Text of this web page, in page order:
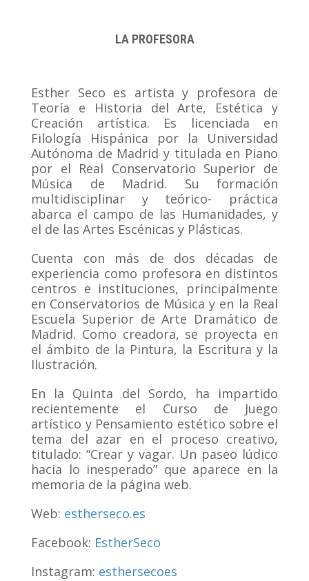
LA PROFESORA
Esther Seco es artista y profesora de
Teoría e Historia del Arte, Estética y
Creación artística. Es licenciada en
Filología Hispánica por la Universidad
Autónoma de Madrid y titulada en Piano
por el Real Conservatorio Superior de
Música de Madrid. Su formación
multidisciplinar y teórico- práctica
abarca el campo de las Humanidades, y
el de las Artes Escénicas y Plásticas.
Cuenta con más de dos décadas de
experiencia como profesora en distintos
centros e instituciones, principalmente
en Conservatorios de Música y en la Real
Escuela Superior de Arte Dramático de
Madrid. Como creadora, se proyecta en
el ámbito de la Pintura, la Escritura y la
Ilustración.
En la Quinta del Sordo, ha impartido
recientemente el Curso de Juego
artístico y Pensamiento estético sobre el
tema del azar en el proceso creativo,
titulado: “Crear y vagar. Un paseo lúdico
hacia lo inesperado” que aparece en la
memoria de la página web.
Web: estherseco.es
Facebook: EstherSeco
Instagram: esthersecoes